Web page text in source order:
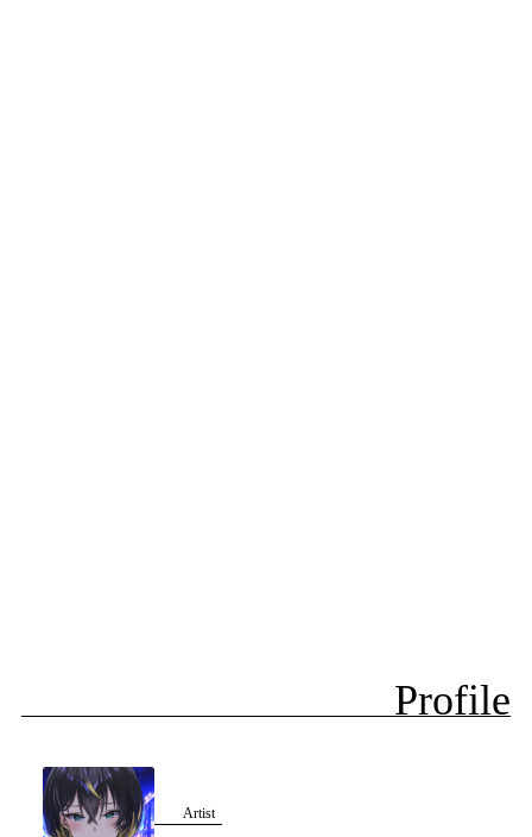
Profile
Artist